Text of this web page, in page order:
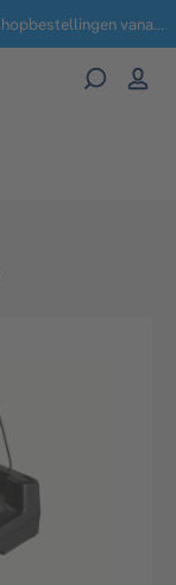
Geen administratie- en verzendkosten voor webshopbestellingen vanaf € 100,-.